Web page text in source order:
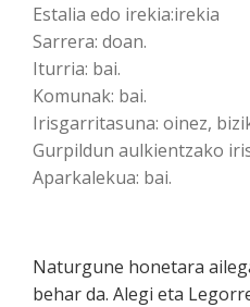
Estalia edo irekia:irekia
Sarrera: doan.
Iturria: bai.
Komunak: bai.
Irisgarritasuna: oinez,
Gurpildun aulkientzako
Aparkalekua: bai.
Naturgune honetara
behar da. Alegi eta